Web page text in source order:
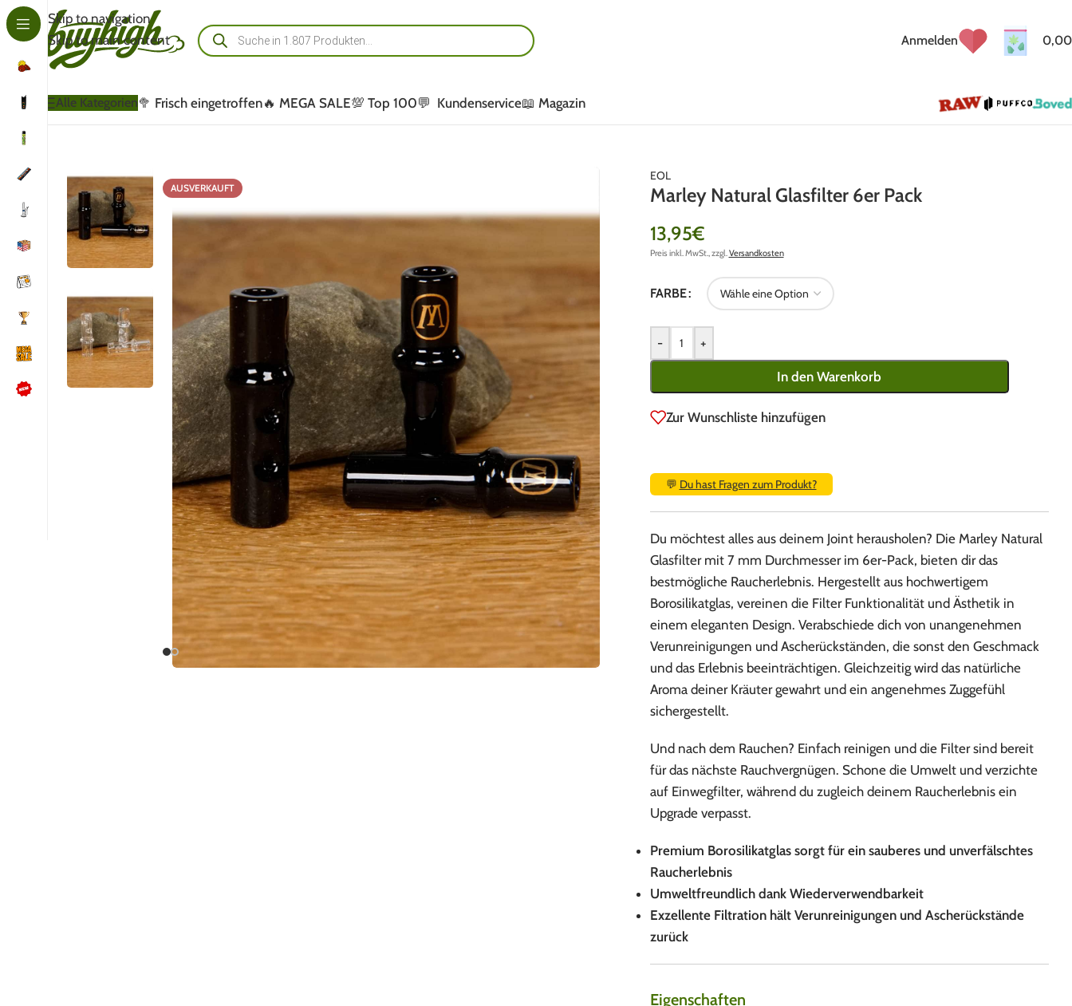
Skip to navigation
Skip to main content
Anmelden 0,00
Alle Kategorien🥦 Frisch eingetroffen🔥 MEGA SALE💯 Top 100💬 Kundenservice📖 Magazin
AUSVERKAUFT
EOL
Marley Natural Glasfilter 6er Pack
13,95€
Preis inkl. MwSt., zzgl.Versandkosten
FARBE
- +
In den Warenkorb
Zur Wunschliste hinzufügen
💬 Du hast Fragen zum Produkt?
Du möchtest alles aus deinem Joint herausholen? Die Marley Natural
Glasfilter mit 7 mm Durchmesser im 6er-Pack, bieten dir das
bestmögliche Raucherlebnis. Hergestellt aus hochwertigem
Borosilikatglas, vereinen die Filter Funktionalität und Ästhetik in
einem eleganten Design. Verabschiede dich von unangenehmen
Verunreinigungen und Ascherückständen, die sonst den Geschmack
und das Erlebnis beeinträchtigen. Gleichzeitig wird das natürliche
Aroma deiner Kräuter gewahrt und ein angenehmes Zuggefühl
sichergestellt.
Und nach dem Rauchen? Einfach reinigen und die Filter sind bereit
für das nächste Rauchvergnügen. Schone die Umwelt und verzichte
auf Einwegfilter, während du zugleich deinem Raucherlebnis ein
Upgrade verpasst.
Premium Borosilikatglas sorgt für ein sauberes und unverfälschtes
Raucherlebnis
Umweltfreundlich dank Wiederverwendbarkeit
Exzellente Filtration hält Verunreinigungen und Ascherückstände
zurück
Eigenschaften